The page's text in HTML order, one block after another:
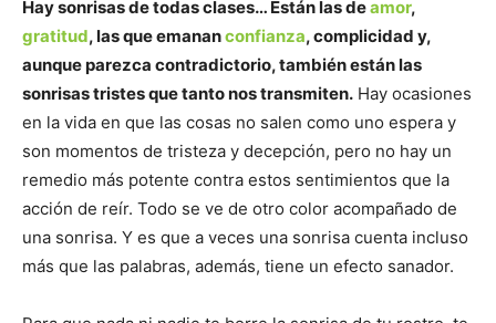
Hay sonrisas de todas clases… Están las deamor,
gratitud, las que emananconfianza, complicidad y,
aunque parezca contradictorio, también están las
sonrisas tristes que tanto nos transmiten. Hay ocasiones
en la vida en que las cosas no salen como uno espera y
son momentos de tristeza y decepción, pero no hay un
remedio más potente contra estos sentimientos que la
acción de reír. Todo se ve de otro color acompañado de
una sonrisa. Y es que a veces una sonrisa cuenta incluso
más que las palabras, además, tiene un efecto sanador.